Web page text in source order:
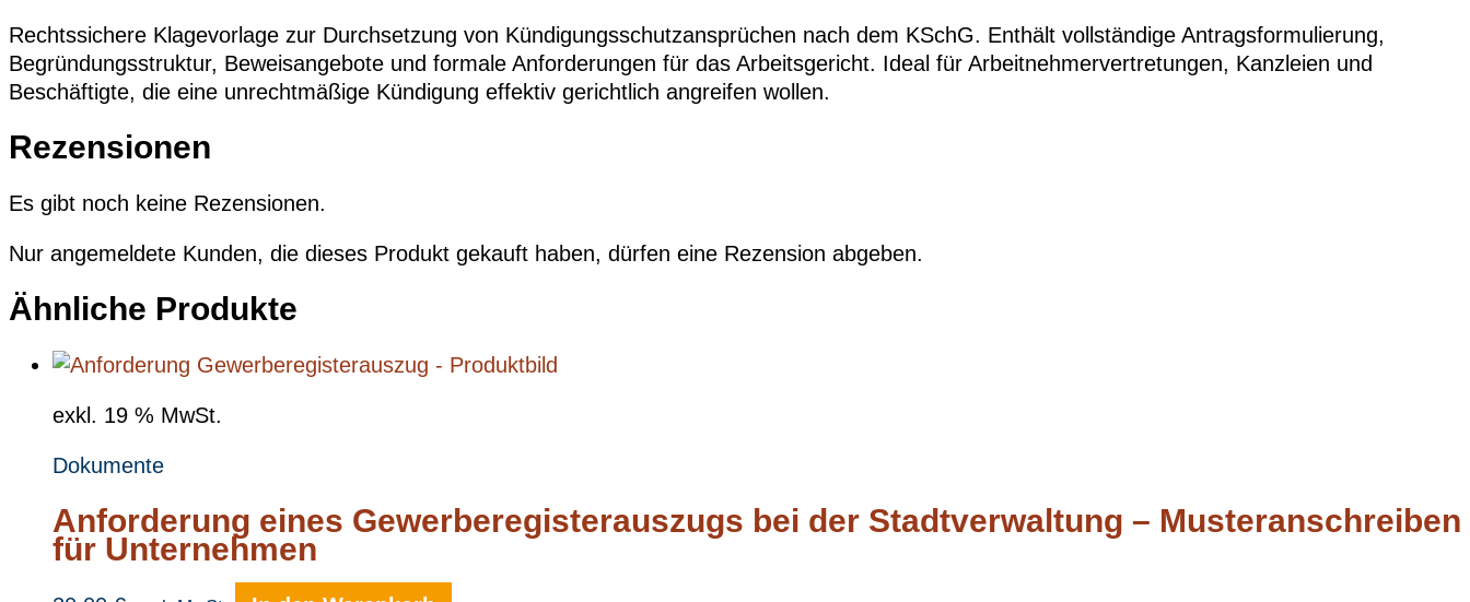
Rechtssichere Klagevorlage zur Durchsetzung von Kündigungsschutzansprüchen nach dem KSchG. Enthält vollständige Antragsformulierung,
Begründungsstruktur, Beweisangebote und formale Anforderungen für das Arbeitsgericht. Ideal für Arbeitnehmervertretungen, Kanzleien und
Beschäftigte, die eine unrechtmäßige Kündigung effektiv gerichtlich angreifen wollen.
Rezensionen
Es gibt noch keine Rezensionen.
Nur angemeldete Kunden, die dieses Produkt gekauft haben, dürfen eine Rezension abgeben.
Ähnliche Produkte
exkl. 19 % MwSt.
Dokumente
Anforderung eines Gewerberegisterauszugs bei der Stadtverwaltung – Musteranschreiben
für Unternehmen